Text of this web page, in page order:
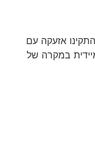
אזעקה עם
במקרה של